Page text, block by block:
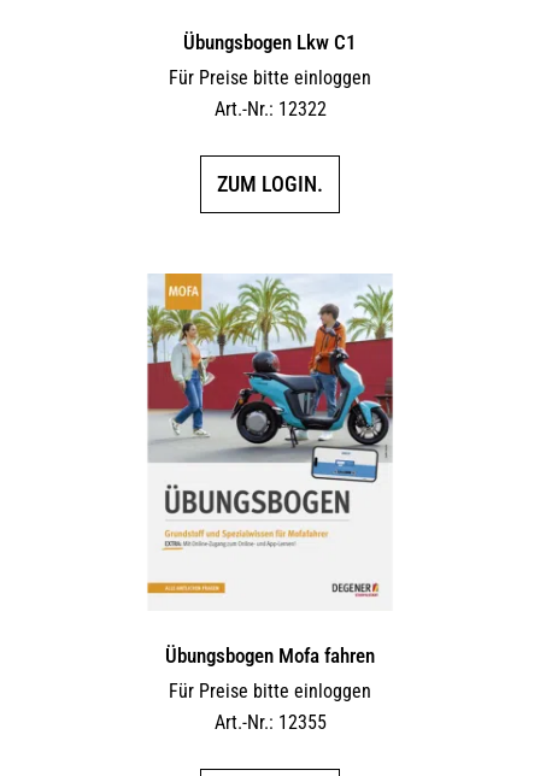
Übungsbogen Lkw C1
Für Preise bitte einloggen
Art.-Nr.: 12322
ZUM LOGIN.
Übungsbogen Mofa fahren
Für Preise bitte einloggen
Art.-Nr.: 12355